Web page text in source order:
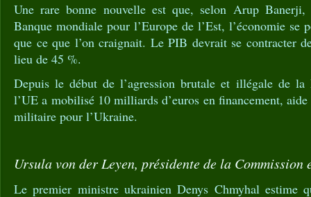
Une rare bonne nouvelle est que, selon Arup
Banque mondiale pour l’Europe de l’Est, l’économie se
que ce que l’on craignait. Le PIB devrait se contracter
lieu de 45 %.
Depuis le début de l’agression brutale et illégale de la
l’UE a mobilisé 10 milliards d’euros en financement,
militaire pour l’Ukraine.
Ursula von der Leyen, présidente de la Commission
Le premier ministre ukrainien Denys Chmyhal estime